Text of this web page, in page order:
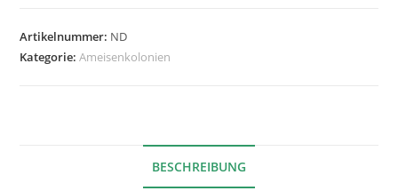
Artikelnummer: ND
Kategorie:Ameisenkolonien
BESCHREIBUNG